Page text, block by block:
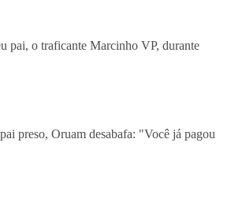
pai, o traficante Marcinho VP, durante